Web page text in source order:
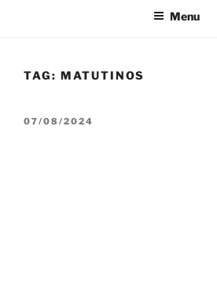
Menu
TAG: MATUTINOS
PUBLICADO
07/08/2024